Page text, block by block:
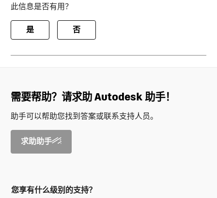
此信息是否有用？
是 否
需要帮助？请求助 Autodesk 助手！
助手可以帮助您找到答案或联系支持人员。
求助助手
您享有什么级别的支持？